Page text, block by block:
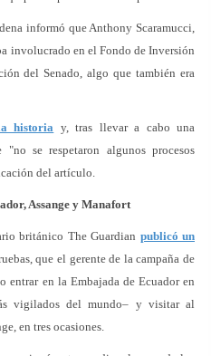
informó que Anthony Scaramucci,
involucrado en el Fondo de Inversión
del Senado, algo que también era
historia y, tras llevar a cabo una
se respetaron algunos procesos
del artículo.
Assange y Manafort
británico The Guardian publicó un
que el gerente de la campaña de
entrar en la Embajada de Ecuador en
vigilados del mundo– y visitar al
en tres ocasiones.